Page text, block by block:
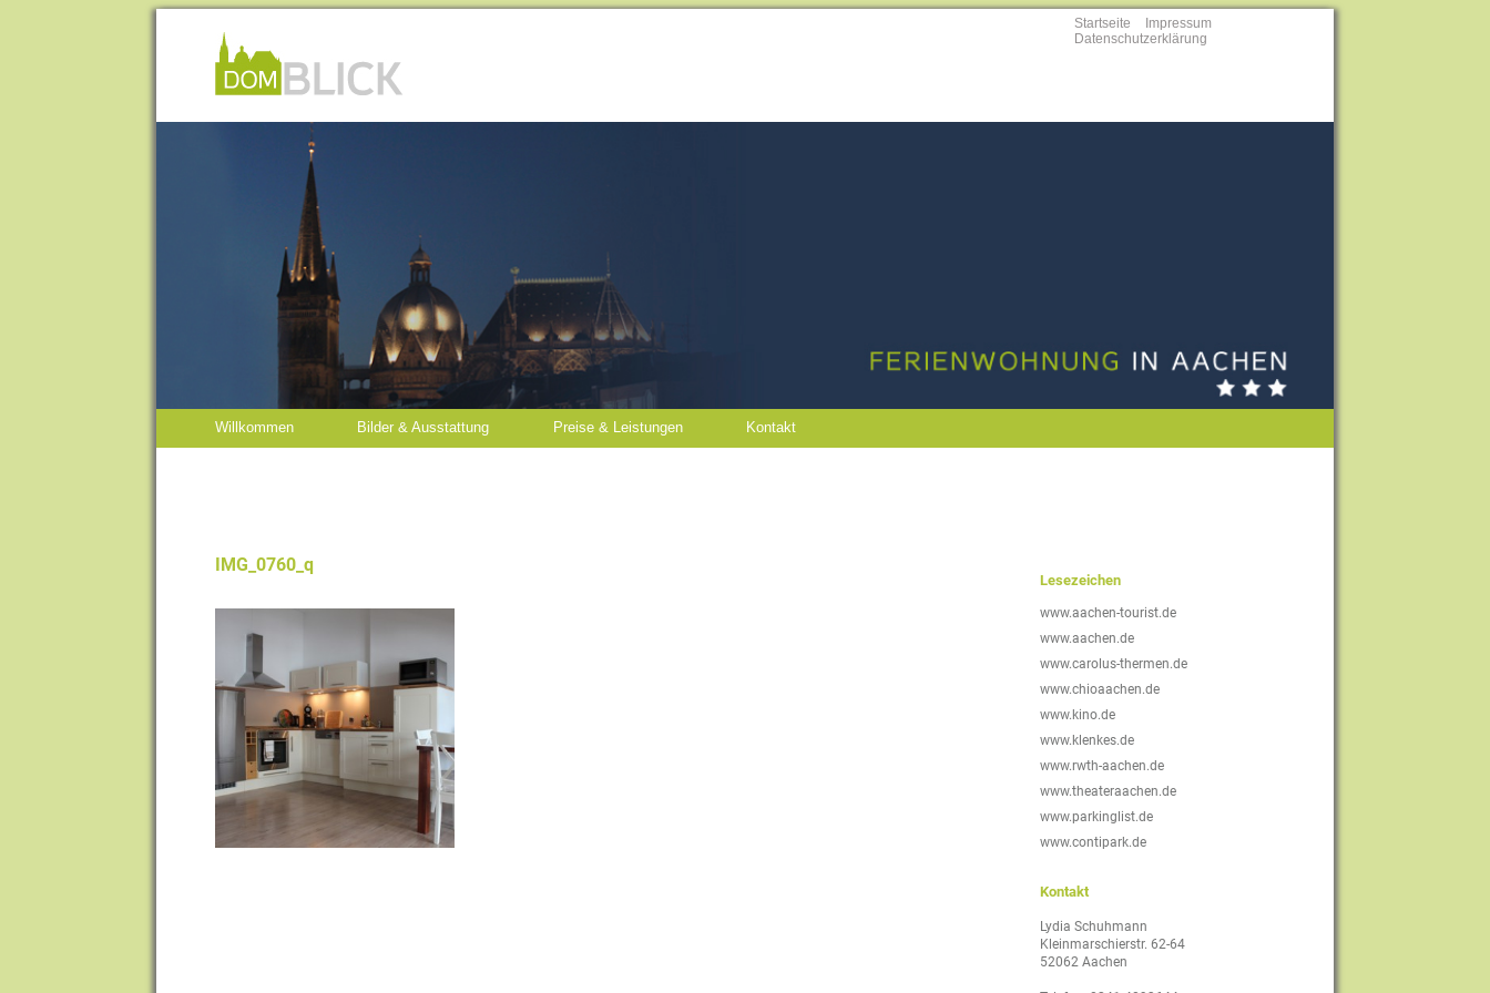
Startseite
Impressum
Datenschutzerklärung
Willkommen Bilder & Ausstattung Preise & Leistungen Kontakt
IMG_0760_q
Lesezeichen
www.aachen-tourist.de
www.aachen.de
www.carolus-thermen.de
www.chioaachen.de
www.kino.de
www.klenkes.de
www.rwth-aachen.de
www.theateraachen.de
www.parkinglist.de
www.contipark.de
Kontakt
Lydia Schuhmann
Kleinmarschierstr. 62-64
52062 Aachen